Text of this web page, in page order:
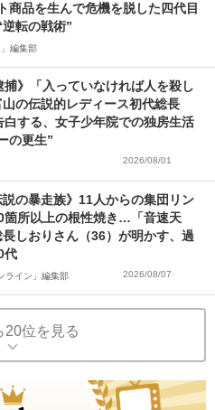
商品を生んで危機を脱した四代目
転の戦術”
」編集部
捕》「入っていなければ人を殺し
の伝説的レディース初代総長
白する、女子少年院での独房生活
の更生”
2026/08/01
説の暴走族》11人からの集団リン
箇所以上の根性焼き…「音速天
しおりさん（36）が明かす、過
代
ライン」編集部 2026/08/07
20位を見る